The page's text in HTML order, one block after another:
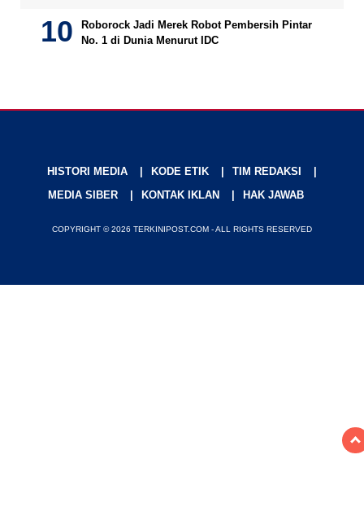
Roborock Jadi Merek Robot Pembersih Pintar
No. 1 di Dunia Menurut IDC
HISTORI MEDIA KODE ETIK
TIM REDAKSI
MEDIA SIBER
KONTAK IKLAN HAK JAWAB
COPYRIGHT © 2026 TERKINIPOST.COM - ALL RIGHTS RESERVED